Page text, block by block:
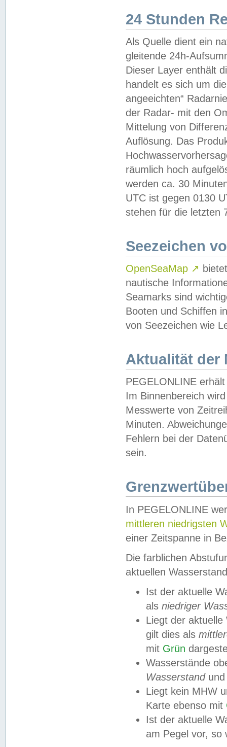
24 Stunden
Als Quelle dient ein
gleitende 24h-
Dieser Layer enthält
handelt es sich um
angeeichten“
der Radar- mit den
Mittelung von
Auflösung. Das
räumlich hoch
werden ca. 30
UTC ist gegen 0130
stehen für die letzten
Seezeichen
OpenSeaMap ↗
nautische
Seamarks sind
Booten und Schiffen
von Seezeichen wie
Aktualität der
PEGELONLINE
Im Binnenbereich
Messwerte von
Minuten.
Fehlern bei der
sein.
In PEGELONLINE
mittleren niedrigsten
einer Zeitspanne in
Die farblichen
aktuellen
Ist der aktuelle
als niedriger
Liegt der
gilt dies als
mit Grün
Wasserstände
Wasserstandund
Liegt kein MHW
Karte ebenso mit
Ist der aktuelle
am Pegel vor,